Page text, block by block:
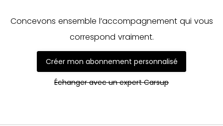
Concevons ensemble l’accompagnement qui vous
correspond vraiment.
Créer mon abonnement personnalisé
Échanger avec un expert Carsup